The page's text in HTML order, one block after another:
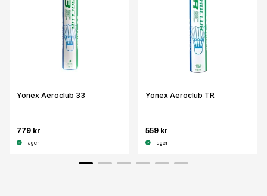
Yonex Aeroclub 33
779 kr
I lager
Yonex Aeroclub TR
559 kr
I lager